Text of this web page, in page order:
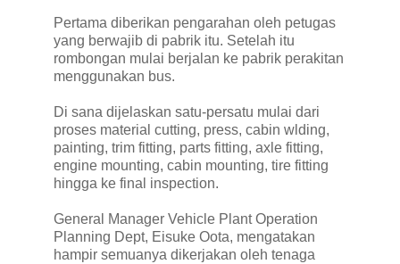
Pertama diberikan pengarahan oleh petugas
yang berwajib di pabrik itu. Setelah itu
rombongan mulai berjalan ke pabrik perakitan
menggunakan bus.
Di sana dijelaskan satu-persatu mulai dari
proses material cutting, press, cabin wlding,
painting, trim fitting, parts fitting, axle fitting,
engine mounting, cabin mounting, tire fitting
hingga ke final inspection.
General Manager Vehicle Plant Operation
Planning Dept, Eisuke Oota, mengatakan
hampir semuanya dikerjakan oleh tenaga